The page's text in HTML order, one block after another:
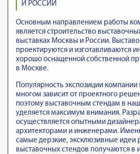
И РОССИИ
Основным направлением работы
является строительство
выставках Москвы и России.
проектируются и изготавливаются
хорошо оснащенной собственной
в Москве.
Популярность экспозиции компании
многом зависит от проектного
поэтому выставочным стендам в
уделяется максимум внимания.
осуществляется опытными
архитекторами и инженерами.
самые дерзкие, эксклюзивные идеи
выставочных стендов получаются в